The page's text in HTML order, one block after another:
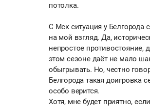
потолка.
С Мск ситуация у Белгорода
на мой взгляд. Да,
непростое противостояние,
этом сезоне даёт не мало
обыгрывать. Но, честно
Белгорода такая доигровка
особо верится.
Хотя, мне будет приятно,